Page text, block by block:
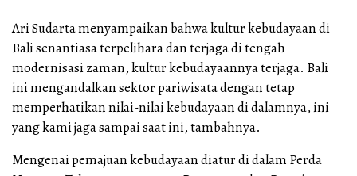
Ari Sudarta menyampaikan bahwa kultur kebudayaan di
Bali senantiasa terpelihara dan terjaga di tengah
modernisasi zaman, kultur kebudayaannya terjaga. Bali
ini mengandalkan sektor pariwisata dengan tetap
memperhatikan nilai-nilai kebudayaan di dalamnya, ini
yang kami jaga sampai saat ini, tambahnya.
Mengenai pemajuan kebudayaan diatur di dalam Perda